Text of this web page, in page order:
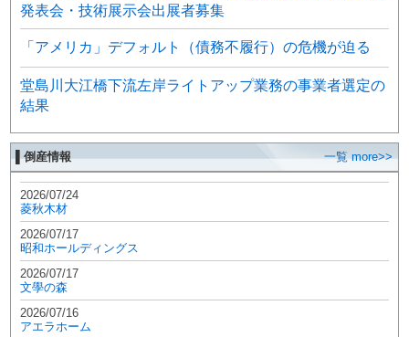
発表会・技術展示会出展者募集
「アメリカ」デフォルト（債務不履行）の危機が迫る
堂島川大江橋下流左岸ライトアップ業務の事業者選定の
結果
▌倒産情報 一覧 more>>
2026/07/24
菱秋木材
2026/07/17
昭和ホールディングス
2026/07/17
文學の森
2026/07/16
アエラホーム